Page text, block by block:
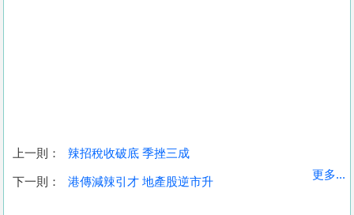
收
上一則： 辣招稅收破底 季挫三成
下一則： 港傳減辣引才 地產股逆市升
更多...